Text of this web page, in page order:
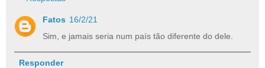
Fatos 16/2/21
Sim, e jamais seria num país tão diferente do dele.
Responder